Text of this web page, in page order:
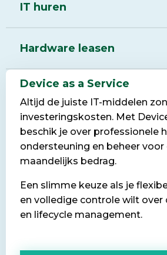
IT huren
Hardware leasen
Device as a Service
Altijd de juiste IT-middelen
investeringskosten. Met
beschik je over professionele
ondersteuning en beheer voor
maandelijks bedrag.
Een slimme keuze als je
en volledige controle wilt over
en lifecycle management.